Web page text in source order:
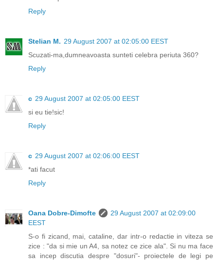
Reply
Stelian M. 29 August 2007 at 02:05:00 EEST
Scuzati-ma,dumneavoasta sunteti celebra periuta 360?
Reply
c 29 August 2007 at 02:05:00 EEST
si eu tie!sic!
Reply
c 29 August 2007 at 02:06:00 EEST
*ati facut
Reply
Oana Dobre-Dimofte
29 August 2007 at 02:09:00
EEST
S-o fi zicand, mai, cataline, dar intr-o redactie in viteza se
zice : "da si mie un A4, sa notez ce zice ala". Si nu ma face
sa incep discutia despre "dosuri"- proiectele de legi pe